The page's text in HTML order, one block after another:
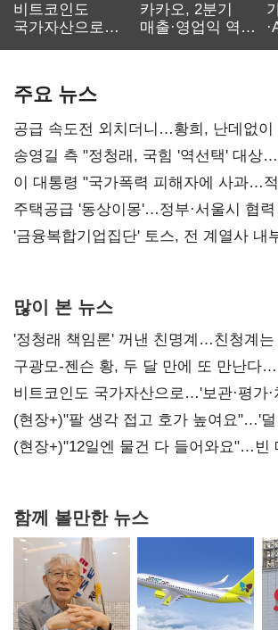
비트코인도
국가자산으로…'
카카오, 2분기
매출·영업익 역대
주요 뉴스
공급 속도전 외치더니…황희, 난데없이
리모델링' 제안
송영길 측 "정청래, 국힘 '역선택' 대상
총선 지휘 못해"
이 대통령 "국가폭력 피해자에 사과…
진실 밝혀야"
주택공급 '동상이몽'…정부·서울시 협
'금융복합기업집단' 토스, 전 계열사 내
많이 본 뉴스
'정청래 책임론' 꺼낸 친명계…친청계는
때리기
구광모-젠슨 황, 두 달 만에 또 만난다…
비트코인도 국가자산으로…'보관·평가·
숙제
(현장+)"팔 생각 접고 호가 높여요"…'
20억 키맞추기
(현장+)"12일엔 물건 다 들어와요"…빈
함께 볼만한 뉴스